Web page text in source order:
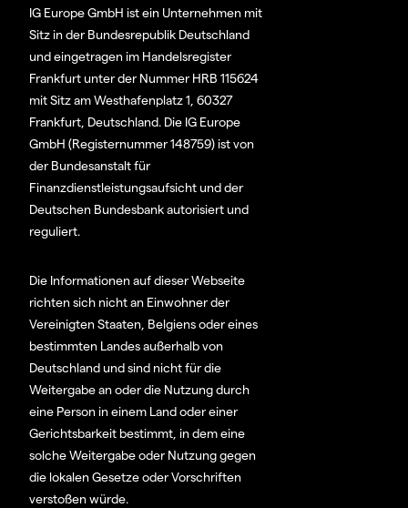
IG Europe GmbH ist ein Unternehmen mit
Sitz in der Bundesrepublik Deutschland
und eingetragen im Handelsregister
Frankfurt unter der Nummer HRB 115624
mit Sitz am Westhafenplatz 1, 60327
Frankfurt, Deutschland. Die IG Europe
GmbH (Registernummer 148759) ist von
der Bundesanstalt für
Finanzdienstleistungsaufsicht und der
Deutschen Bundesbank autorisiert und
reguliert.
Die Informationen auf dieser Webseite
richten sich nicht an Einwohner der
Vereinigten Staaten, Belgiens oder eines
bestimmten Landes außerhalb von
Deutschland und sind nicht für die
Weitergabe an oder die Nutzung durch
eine Person in einem Land oder einer
Gerichtsbarkeit bestimmt, in dem eine
solche Weitergabe oder Nutzung gegen
die lokalen Gesetze oder Vorschriften
verstoßen würde.